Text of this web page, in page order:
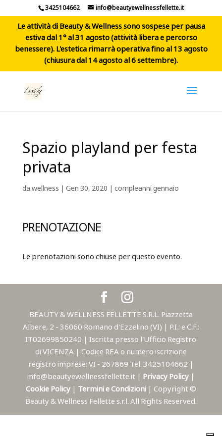
3425104662 info@beautyewellnessfellette.it
Le attività di Beauty & Wellness sono sospese per pausa
estiva dal 1° al 31 agosto (attività libera e percorso
benessere). L'estetica rimarrà operativa fino al 13 agosto
(chiusura dal 14 agosto al 6 settembre).
Spazio playland per festa
privata
dawellness | Gen 30, 2020 | compleanni gennaio
PRENOTAZIONE
Le prenotazioni sono chiuse per questo evento.
BEAUTY & WELLNESS FELLETTE S.R.L. Piazzetta
Albere, 2 - 36060 Romano d'Ezzelino (VI) | P.I.: e C.F.:
IT02699850240 | Iscritta presso l'Ufficio Registro
di VICENZA | Codice REA o numero iscrizione
registro imprese: VI - 267869 Tel. 3425104662 |
info@beautyewellnessfellette.it | Privacy Policy |
Cookie Policy | Termini e Condizioni | Copyright ©
Beauty & Wellness Fellette s.r.l. All Rights Reserved.